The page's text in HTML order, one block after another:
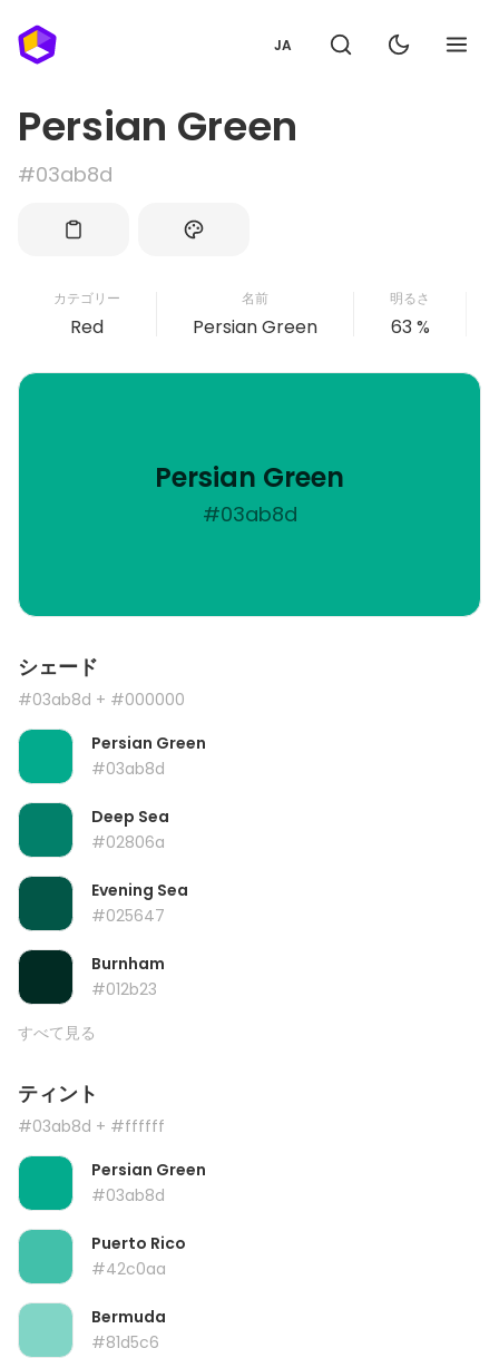
JA
Persian Green
#03ab8d
カテゴリー
Red
名前
Persian Green
明るさ
63 %
Persian Green
#03ab8d
シェード
#03ab8d + #000000
Persian Green
#03ab8d
Deep Sea
#02806a
Evening Sea
#025647
Burnham
#012b23
すべて見る
ティント
#03ab8d + #ffffff
Persian Green
#03ab8d
Puerto Rico
#42c0aa
Bermuda
#81d5c6